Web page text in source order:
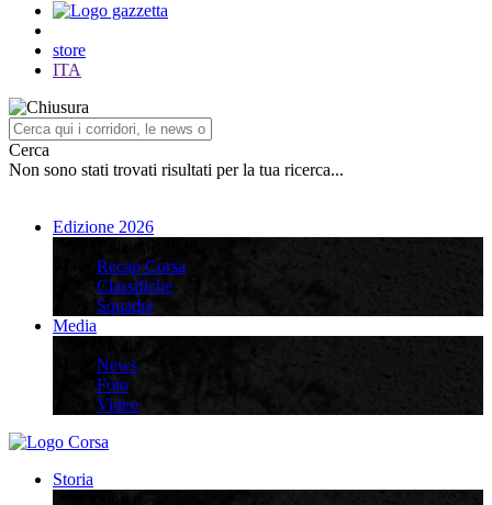
store
ITA
Cerca
Non sono stati trovati risultati per la tua ricerca...
Edizione 2026
Recap Corsa
Classifiche
Squadre
Media
News
Foto
Video
Storia